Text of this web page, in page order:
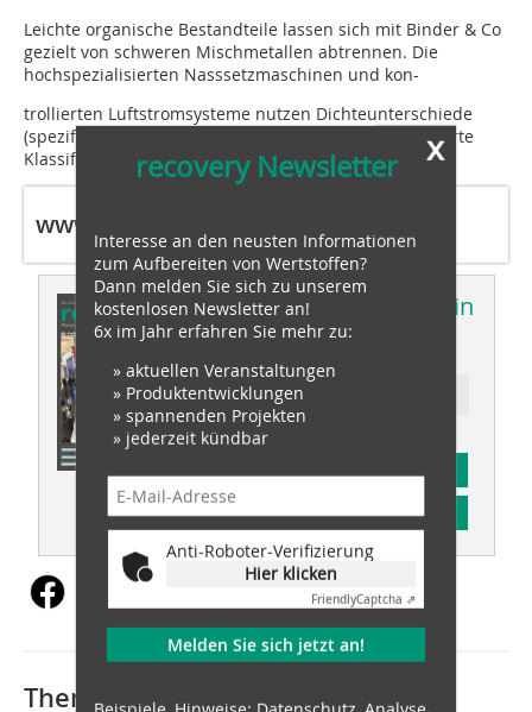
Leichte organische Bestandteile lassen sich mit Binder & Co
gezielt von schweren Mischmetallen abtrennen. Die
hochspezialisierten Nasssetzmaschinen und kon-
trollierten Luftstromsysteme nutzen Dichteunterschiede
(spezifisches Gewicht), um eine effiziente, dichtebasierte
Klassifizierung von Schrott zu ermöglichen.
www.ewaste-expo.com
Dieser Artikel erschien in
recovery 03/2026
Ressort: waste recovery
Abonnement
Inhaltsverzeichnis
x
recovery Newsletter
Interesse an den neusten Informationen
zum Aufbereiten von Wertstoffen?
Dann melden Sie sich zu unserem
kostenlosen Newsletter an!
6x im Jahr erfahren Sie mehr zu:
» aktuellen Veranstaltungen
» Produktentwicklungen
» spannenden Projekten
» jederzeit kündbar
Anti-Roboter-Verifizierung
Hier klicken
FriendlyCaptcha ⇗
Melden Sie sich jetzt an!
Thematisch passende Artikel: